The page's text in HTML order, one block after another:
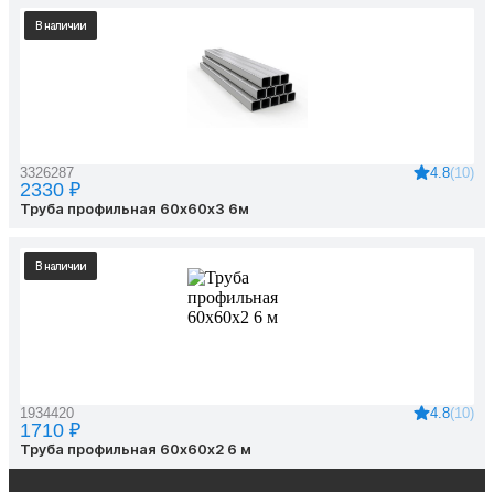
В наличии
Труба профильная 60х60х3 6м
3326287 4.8(10)
2330 ₽
В наличии
Труба профильная 60х60х2 6 м
1934420 4.8(10)
1710 ₽